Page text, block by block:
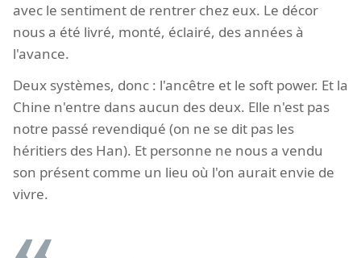
avec le sentiment de rentrer chez eux. Le décor
nous a été livré, monté, éclairé, des années à
l'avance.
Deux systèmes, donc : l'ancêtre et le soft power. Et la
Chine n'entre dans aucun des deux. Elle n'est pas
notre passé revendiqué (on ne se dit pas les
héritiers des Han). Et personne ne nous a vendu
son présent comme un lieu où l'on aurait envie de
vivre.